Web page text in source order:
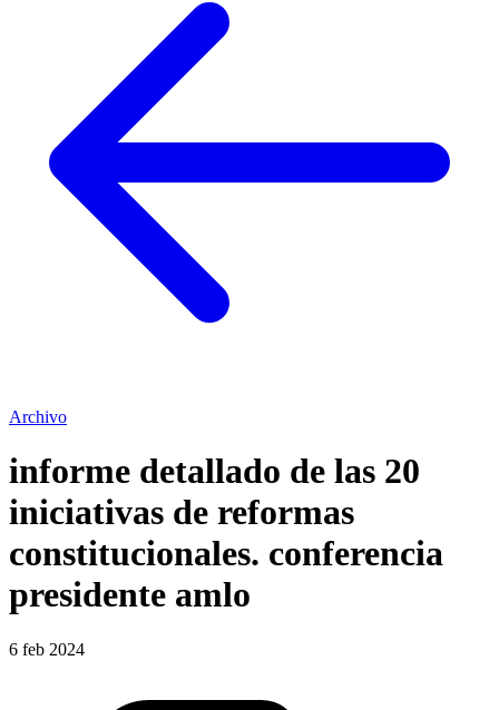
Archivo
informe detallado de las 20
iniciativas de reformas
constitucionales. conferencia
presidente amlo
6 feb 2024